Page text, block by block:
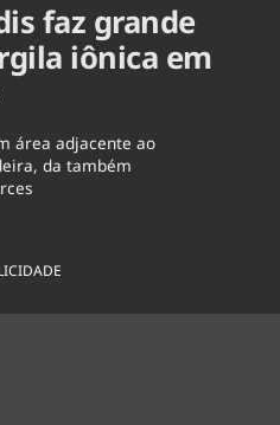
faz grande
iônica em
área adjacente ao
da também